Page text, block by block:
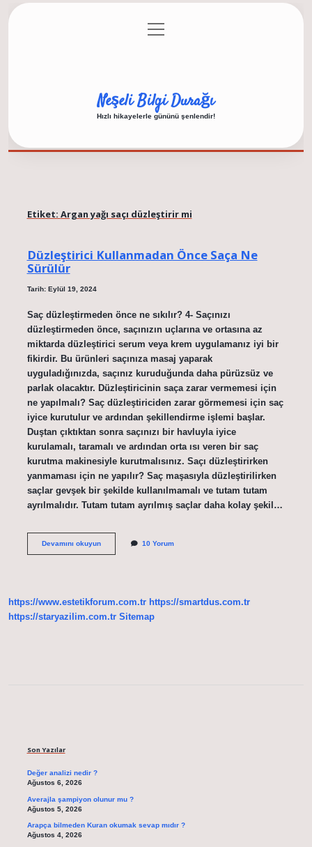
Gizlilik Politikası
menüyü
aç
Neşeli Bilgi Durağı
Hızlı hikayelerle gününü şenlendir!
Etiket: Argan yağı saçı düzleştirir mi
Düzleştirici Kullanmadan Önce Saça Ne
Sürülür
Tarih: Eylül 19, 2024
Saç düzleştirmeden önce ne sıkılır? 4- Saçınızı
düzleştirmeden önce, saçınızın uçlarına ve ortasına az
miktarda düzleştirici serum veya krem ​​uygulamanız iyi bir
fikirdir. Bu ürünleri saçınıza masaj yaparak
uyguladığınızda, saçınız kuruduğunda daha pürüzsüz ve
parlak olacaktır. Düzleştiricinin saça zarar vermemesi için
ne yapılmalı? Saç düzleştiriciden zarar görmemesi için saç
iyice kurutulur ve ardından şekillendirme işlemi başlar.
Duştan çıktıktan sonra saçınızı bir havluyla iyice
kurulamalı, taramalı ve ardından orta ısı veren bir saç
kurutma makinesiyle kurutmalısınız. Saçı düzleştirirken
yanmaması için ne yapılır? Saç maşasıyla düzleştirilirken
saçlar gevşek bir şekilde kullanılmamalı ve tutam tutam
ayrılmalıdır. Tutam tutam ayrılmış saçlar daha kolay şekil…
Devamını okuyunDüzleştirici 10 Yorum
https://www.estetikforum.com.tr https://smartdus.com.tr
https://staryazilim.com.tr Sitemap
Son Yazılar
Değer analizi nedir ?
Ağustos 6, 2026
Averajla şampiyon olunur mu ?
Ağustos 5, 2026
Arapça bilmeden Kuran okumak sevap mıdır ?
Ağustos 4, 2026